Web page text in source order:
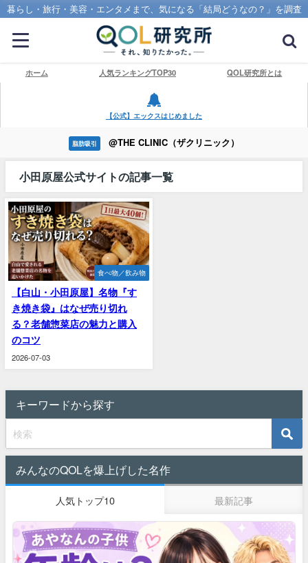
暮らし・旅行・美容・エンタメまで、気になる「結局どうなの？」を調査
ホーム 人気ランキングTOP30 QOL研究所とは
【公式】エックスはじめました
脂肪吸引 @THE CLINIC（ザクリニック）
小田原屋公式サイトの記事一覧
食べ物／飲み物
【白山・小田原屋】名物『す
き焼き袋』はなぜ売り切れ
る？老舗惣菜店の魅力と購入
のコツ
2026-07-03
キーワードから探す
みんなのQOLを爆上げした名作
人気トップ10 最新記事